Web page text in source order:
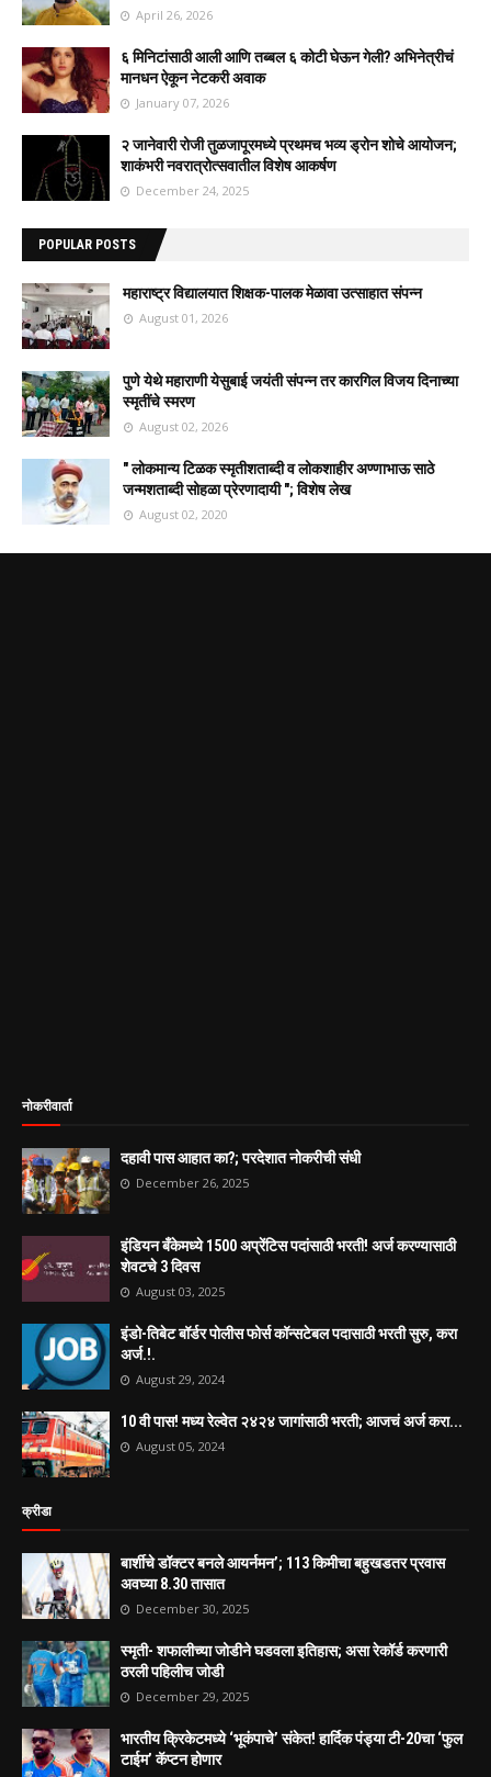
April 26, 2026
६ मिनिटांसाठी आली आणि तब्बल ६ कोटी घेऊन गेली? अभिनेत्रीचं
मानधन ऐकून नेटकरी अवाक
January 07, 2026
२ जानेवारी रोजी तुळजापूरमध्ये प्रथमच भव्य ड्रोन शोचे आयोजन;
शाकंभरी नवरात्रोत्सवातील विशेष आकर्षण
December 24, 2025
POPULAR POSTS
महाराष्ट्र विद्यालयात शिक्षक-पालक मेळावा उत्साहात संपन्न
August 01, 2026
पुणे येथे महाराणी येसुबाई जयंती संपन्न तर कारगिल विजय दिनाच्या
स्मृतींचे स्मरण
August 02, 2026
" लोकमान्य टिळक स्मृतीशताब्दी व लोकशाहीर अण्णाभाऊ साठे
जन्मशताब्दी सोहळा प्रेरणादायी "; विशेष लेख
August 02, 2020
नोकरीवार्ता
दहावी पास आहात का?; परदेशात नोकरीची संधी
December 26, 2025
इंडियन बँकेमध्ये 1500 अप्रेंटिस पदांसाठी भरती! अर्ज करण्यासाठी
शेवटचे 3 दिवस
August 03, 2025
इंडो-तिबेट बॉर्डर पोलीस फोर्स कॉन्सटेबल पदासाठी भरती सुरु, करा
अर्ज.!.
August 29, 2024
10 वी पास! मध्य रेल्वेत २४२४ जागांसाठी भरती; आजचं अर्ज करा...
August 05, 2024
क्रीडा
बार्शीचे डॉक्टर बनले आयर्नमन’; 113 किमीचा बहुखडतर प्रवास
अवघ्या 8.30 तासात
December 30, 2025
स्मृती- शफालीच्या जोडीने घडवला इतिहास; असा रेकॉर्ड करणारी
ठरली पहिलीच जोडी
December 29, 2025
भारतीय क्रिकेटमध्ये ‘भूकंपाचे’ संकेत! हार्दिक पंड्या टी-20चा ‘फुल
टाईम’ कॅप्टन होणार